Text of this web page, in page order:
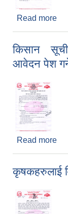
Read more
किसान
आवेदन पेश
Read more
कृषकहरुलाई